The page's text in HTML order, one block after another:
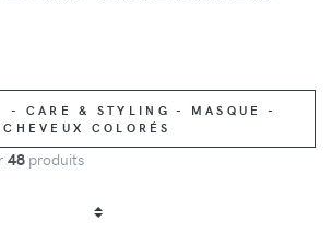
- CARE & STYLING - MASQUE -
CHEVEUX COLORÉS
48 produits